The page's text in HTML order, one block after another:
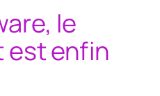
le
est enfin